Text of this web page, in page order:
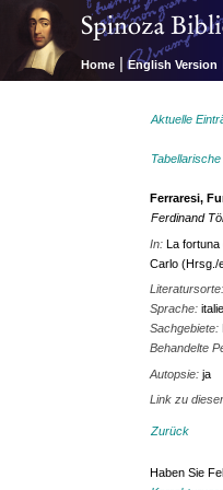
Home | English Version
Aktuelle
Ferraresi,
Ferdinand
In:La
Carlo (Hrsg./
Sprache:
Sachgebiete:
Behandelte
Autopsie:ja
Link zu
Zurück
Haben Sie